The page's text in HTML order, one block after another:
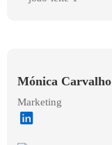
Mónica Carvalho
Marketing